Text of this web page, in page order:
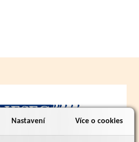
Nastavení Více o cookies